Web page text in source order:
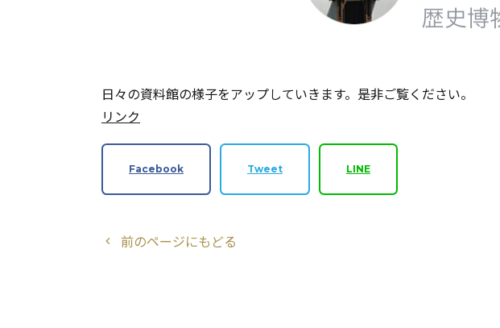
日々の資料館の様子をアップしていきます。是非ご覧ください。
リンク
Facebook Tweet LINE
chevron_left 前のページにもどる